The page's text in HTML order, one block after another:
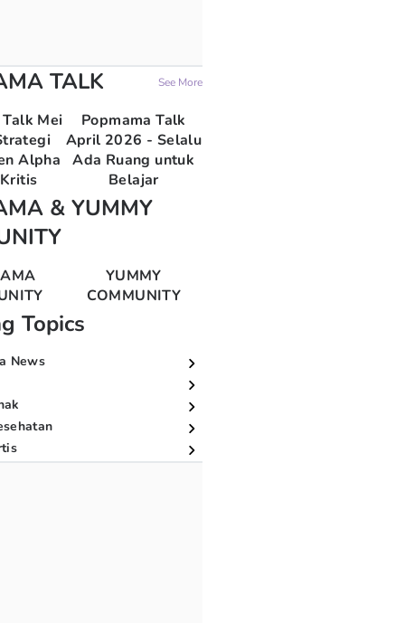
TALK See More
Mei
Alpha
Popmama Talk
April 2026 - Selalu
Ada Ruang untuk
Belajar
& YUMMY
YUMMY
COMMUNITY
Topics
News